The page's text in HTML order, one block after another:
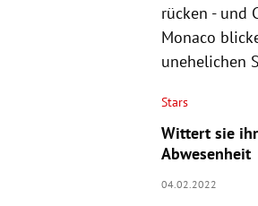
rücken - und
Monaco
unehelichen
Stars
Wittert sie
Abwesenheit
04.02.2022